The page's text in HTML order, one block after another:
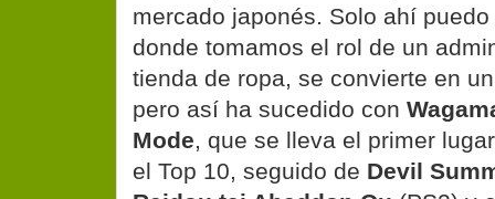
mercado japonés. Solo ahí
donde tomamos el rol de un
tienda de ropa, se convierte en
pero así ha sucedido con
Mode, que se lleva el primer
el Top 10, seguido de Devil